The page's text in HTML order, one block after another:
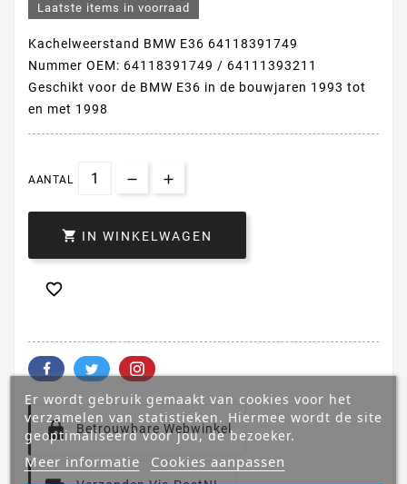
Laatste items in voorraad
Kachelweerstand BMW E36 64118391749
Nummer OEM: 64118391749 / 64111393211
Geschikt voor de BMW E36 in de bouwjaren 1993 tot
en met 1998
AANTAL
 IN WINKELWAGEN

Betrouwbare Webwinkel
Er wordt gebruik gemaakt van cookies voor het
verzamelen van statistieken. Hiermee wordt de site
geoptimaliseerd voor jou, de bezoeker.
Meer informatie Cookies aanpassen